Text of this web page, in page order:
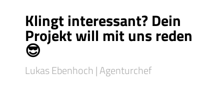
Klingt interessant? Dein
Projekt will mit uns reden
😎
Lukas Ebenhoch | Agenturchef